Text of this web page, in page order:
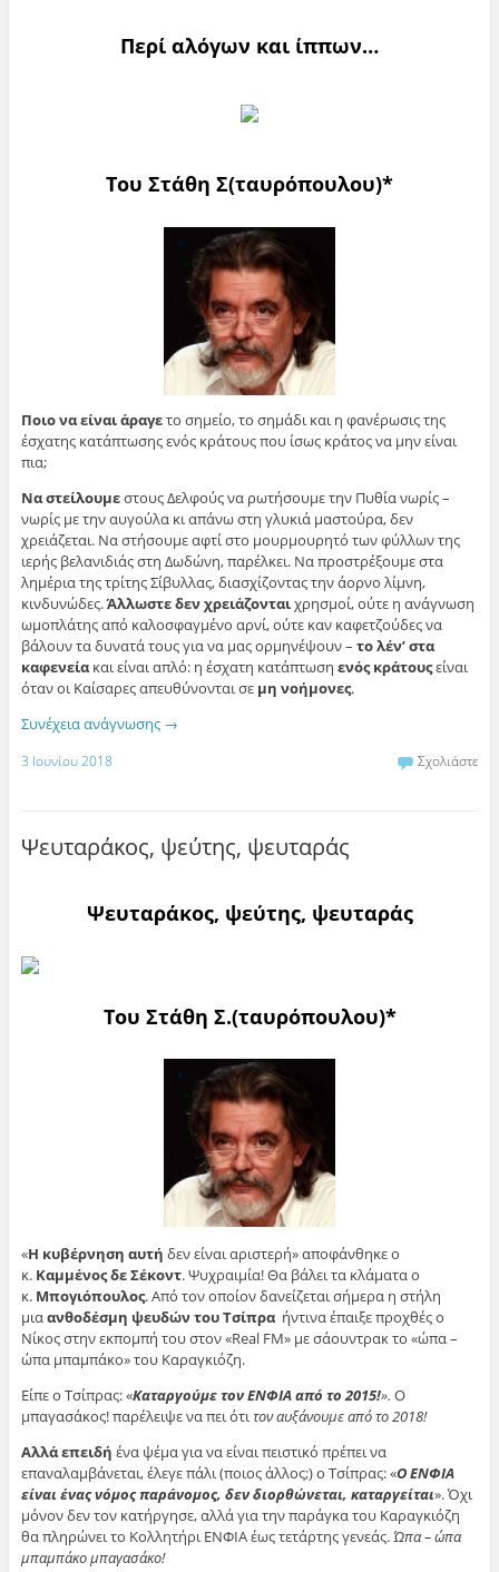
Περί αλόγων και ίππων…
Του Στάθη Σ(ταυρόπουλου)*
Ποιο να είναι άραγετο σημείο, το σημάδι και η φανέρωσις της
έσχατης κατάπτωσης ενός κράτους που ίσως κράτος να μην είναι
πια;
Να στείλουμεστους Δελφούς να ρωτήσουμε την Πυθία νωρίς –
νωρίς με την αυγούλα κι απάνω στη γλυκιά μαστούρα, δεν
χρειάζεται. Να στήσουμε αφτί στο μουρμουρητό των φύλλων της
ιερής βελανιδιάς στη Δωδώνη, παρέλκει. Να προστρέξουμε στα
λημέρια της τρίτης Σίβυλλας, διασχίζοντας την άορνο λίμνη,
κινδυνώδες.Άλλωστεδεν χρειάζονταιχρησμοί, ούτε η ανάγνωση
ωμοπλάτης από καλοσφαγμένο αρνί, ούτε καν καφετζούδες να
βάλουν τα δυνατά τους για να μας ορμηνέψουν – το λέν’ στα
καφενείακαι είναι απλό: η έσχατη κατάπτωση ενός κράτουςείναι
όταν οι Καίσαρες απευθύνονται σε μη νοήμονες.
Συνέχεια ανάγνωσης →
3 Ιουνίου 2018 Σχολιάστε
Ψευταράκος, ψεύτης, ψευταράς
Ψευταράκος, ψεύτης, ψευταράς
Του Στάθη Σ.(ταυρόπουλου)*
«Η κυβέρνηση αυτή δεν είναι αριστερή» αποφάνθηκε ο
κ. Καμμένος δε Σέκοντ. Ψυχραιμία! Θα βάλει τα κλάματα ο
κ. Μπογιόπουλος. Από τον οποίον δανείζεται σήμερα η στήλη
μιαανθοδέσμη ψευδών του Τσίπραήντινα έπαιξε προχθές ο
Νίκος στην εκπομπή του στον «Real FΜ» με σάουντρακ το «ώπα –
ώπα μπαμπάκο» του Καραγκιόζη.
Είπε ο Τσίπρας: «Καταργούμε τον ΕΝΦΙΑ από το 2015!». Ο
μπαγασάκος! παρέλειψε να πει ότιτον αυξάνουμε από το 2018!
Αλλά επειδή ένα ψέμα για να είναι πειστικό πρέπει να
επαναλαμβάνεται, έλεγε πάλι (ποιος άλλος;) ο Τσίπρας: «Ο ΕΝΦΙΑ
είναι ένας νόμος παράνομος, δεν διορθώνεται, καταργείται». Όχι
μόνον δεν τον κατήργησε, αλλά για την παράγκα του Καραγκιόζη
θα πληρώνει το Κολλητήρι ΕΝΦΙΑ έως τετάρτης γενεάς.Ώπα – ώπα
μπαμπάκο μπαγασάκο!